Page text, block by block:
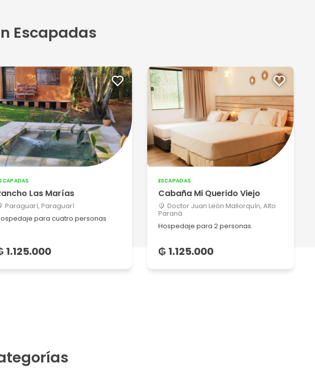
Escapadas
Las Marías
Paraguarí, Paraguarí
para cuatro personas
1.125.000
ESCAPADAS
Cabaña Mi Querido Viejo
Doctor Juan León Mallorquín, Alto
Paraná
Hospedaje para 2 personas.
₲ 1.125.000